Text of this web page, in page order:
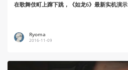
在歌舞伎町上蹿下跳，《如龙6》最新实机演示
Ryoma
2016-11-09